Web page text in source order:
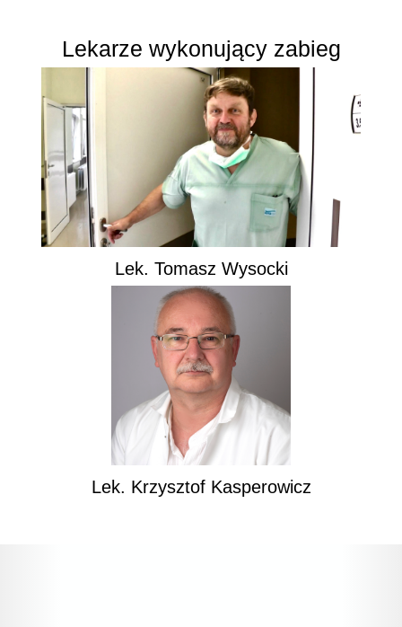
Lekarze wykonujący zabieg
Lek. Tomasz Wysocki
Lek. Krzysztof Kasperowicz